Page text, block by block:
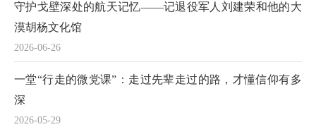
2026-06-26
守护戈壁深处的航天记忆——记退役军人刘建荣和他的大
漠胡杨文化馆
2026-05-29
一堂“行走的微党课”：走过先辈走过的路，才懂信仰有多
深